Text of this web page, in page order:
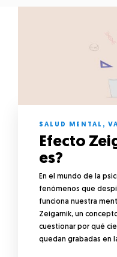
SALUD MENTAL ,
Efecto
es?
En el mundo de la
fenómenos que
funciona nuestra
Zeigarnik, un
cuestionar por qué
quedan grabadas en